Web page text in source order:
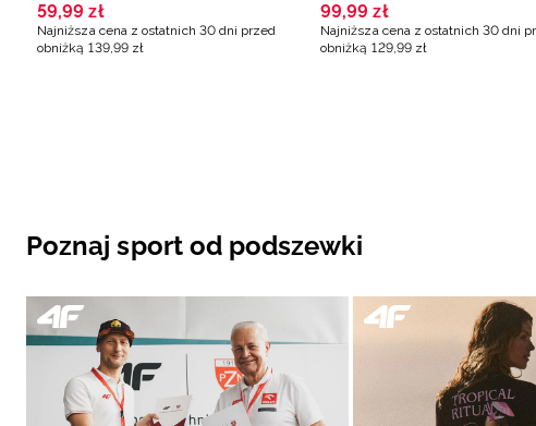
59,99 zł
Najniższa cena z ostatnich 30 dni przed
obniżką 139,99 zł
99,99 zł
Najniższa cena z ostatnich 30 dni
obniżką 129,99 zł
Poznaj sport od podszewki